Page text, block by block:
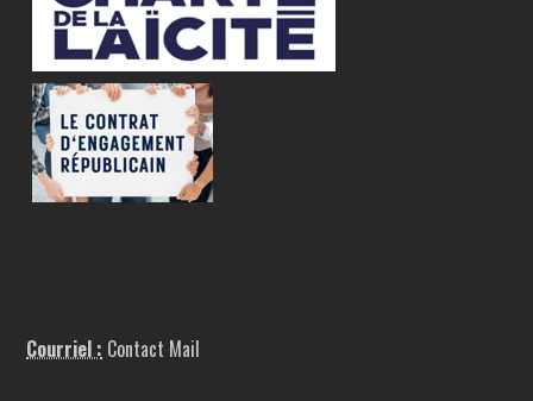
Courriel : Contact Mail